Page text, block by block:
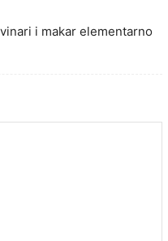
i makar elementarno